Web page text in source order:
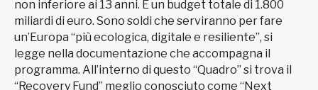
non inferiore ai 13 anni. È un budget totale di 1.800
miliardi di euro. Sono soldi che serviranno per fare
un’Europa “più ecologica, digitale e resiliente”, si
legge nella documentazione che accompagna il
programma. All’interno di questo “Quadro” si trova il
“Recovery Fund” meglio conosciuto come “Next